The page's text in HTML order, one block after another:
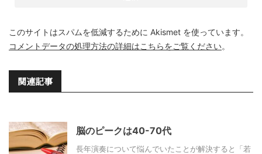
このサイトはスパムを低減するために Akismet を使っています。
コメントデータの処理方法の詳細はこちらをご覧ください。
関連記事
脳のピークは40-70代
長年演奏について悩んでいたことが解決すると「若